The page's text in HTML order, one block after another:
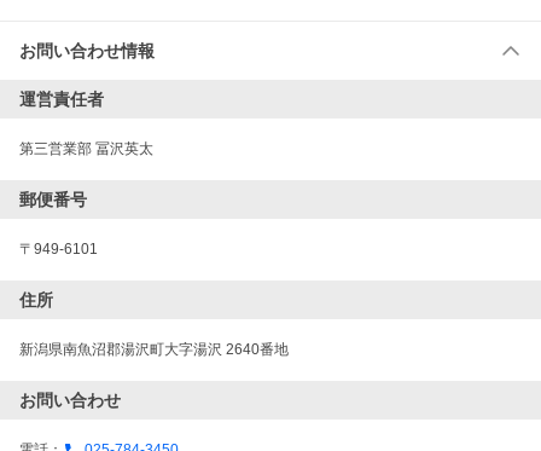
お問い合わせ情報
運営責任者
第三営業部 冨沢英太
郵便番号
〒949-6101
住所
新潟県南魚沼郡湯沢町大字湯沢 2640番地
お問い合わせ